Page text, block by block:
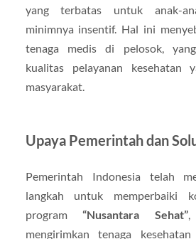
yang terbatas untuk anak-
minimnya insentif. Hal ini
tenaga medis di pelosok,
kualitas pelayanan kesehatan
masyarakat.
Upaya Pemerintah dan
Pemerintah Indonesia telah
langkah untuk memperbaiki
program“Nusantara Sehat”,
mengirimkan tenaga